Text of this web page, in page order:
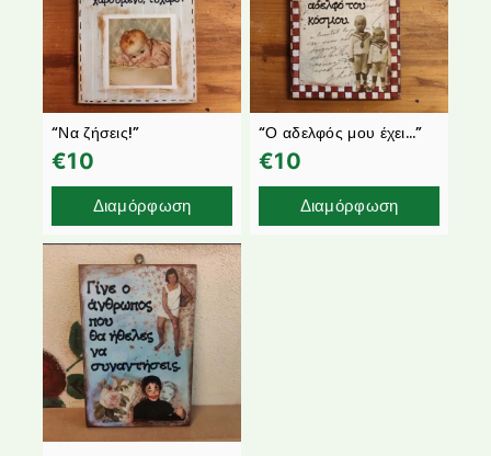
“Να ζήσεις!”
€10
Διαμόρφωση
“Ο αδελφός μου έχει…”
€10
Διαμόρφωση